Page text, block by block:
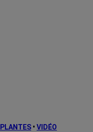
PLANTES • VIDÉO